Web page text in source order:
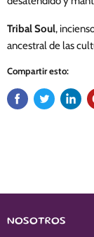
Tribal Soul,
ancestral de las
Compartir esto:
NOSOTROS